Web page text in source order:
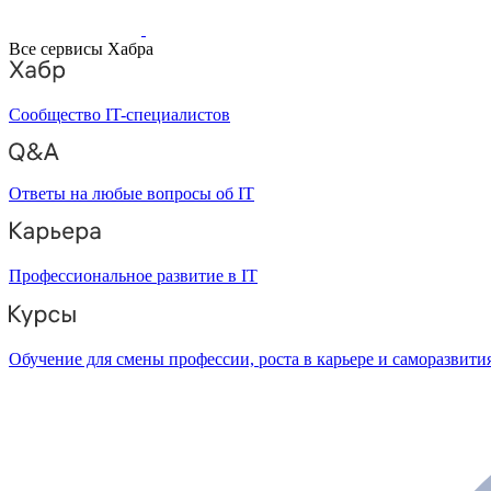
Все сервисы Хабра
Сообщество IT-специалистов
Ответы на любые вопросы об IT
Профессиональное развитие в IT
Обучение для смены профессии, роста в карьере и